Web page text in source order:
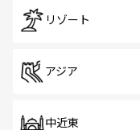
リゾート
アジア
中近東